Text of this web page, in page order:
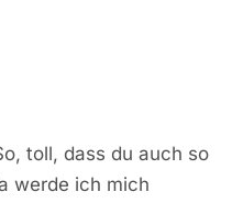
toll, dass du auch so
werde ich mich